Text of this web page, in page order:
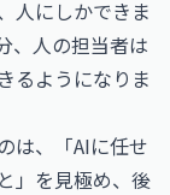
人にしかできま
、人の担当者は
るようになりま
は、「AIに任せ
」を見極め、後